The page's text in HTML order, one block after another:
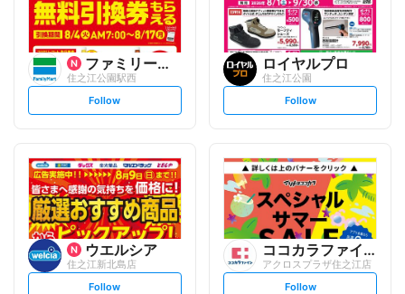
ファミリーマート
住之江公園駅西
s
t
l
o
w
Follow
ロイヤルプロ
住之江公園
s
t
l
o
w
Follow
ウエルシア
住之江新北島店
s
Follow
ココカラファイン
アクロスプラザ住之江店
s
Follow